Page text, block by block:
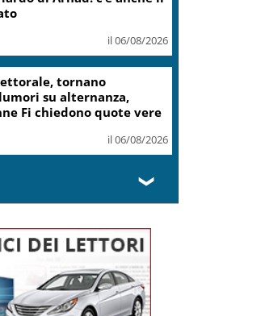
il 06/08/2026
tornano
su alternanza,
Fi chiedono quote vere
il 06/08/2026
❯